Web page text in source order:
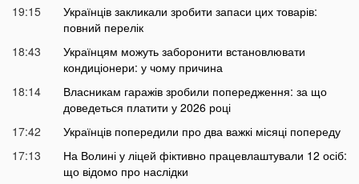
19:15
Українців закликали зробити запаси цих товарів:
повний перелік
18:43
Українцям можуть заборонити встановлювати
кондиціонери: у чому причина
18:14
Власникам гаражів зробили попередження: за що
доведеться платити у 2026 році
17:42
Українців попередили про два важкі місяці попереду
17:13
На Волині у ліцей фіктивно працевлаштували 12 осіб:
що відомо про наслідки